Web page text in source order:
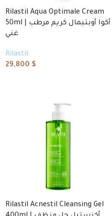
Rilastil Aqua Optimale Cream
50ml | أكوا أوبتيمال كريم مرطب
غني
Rilastil
29,800 $
Rilastil Acnestil Cleansing Gel